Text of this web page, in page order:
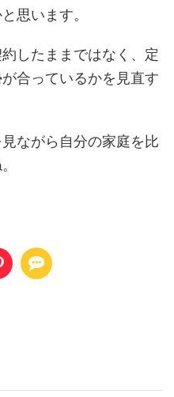
思います。
したままではなく、定
合っているかを見直す
ながら自分の家庭を比